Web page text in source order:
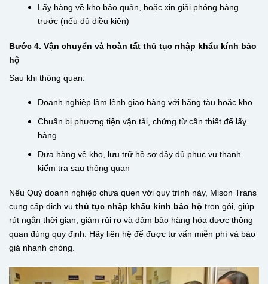
Lấy hàng về kho bảo quản, hoặc xin giải phóng hàng
trước (nếu đủ điều kiện)
Bước 4. Vận chuyển và hoàn tất thủ tục nhập khẩu kính bảo
hộ
Sau khi thông quan:
Doanh nghiệp làm lệnh giao hàng với hãng tàu hoặc kho
Chuẩn bị phương tiện vận tải, chứng từ cần thiết để lấy
hàng
Đưa hàng về kho, lưu trữ hồ sơ đầy đủ phục vụ thanh
kiểm tra sau thông quan
Nếu Quý doanh nghiệp chưa quen với quy trình này, Mison Trans
cung cấp dịch vụ thủ tục nhập khẩu kính bảo hộ trọn gói, giúp
rút ngắn thời gian, giảm rủi ro và đảm bảo hàng hóa được thông
quan đúng quy định. Hãy liên hệ để được tư vấn miễn phí và báo
giá nhanh chóng.